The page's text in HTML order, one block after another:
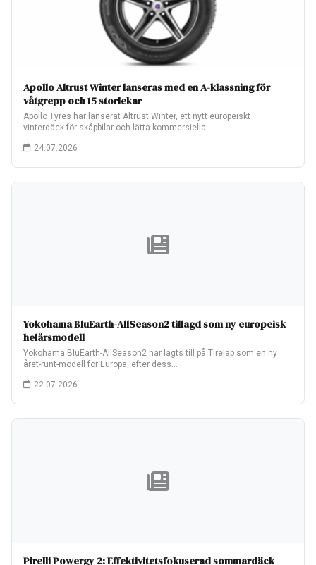
Apollo Altrust Winter lanseras med en A-klassning för
våtgrepp och 15 storlekar
Apollo Tyres har lanserat Altrust Winter, ett nytt europeiskt
vinterdäck för skåpbilar och lätta kommersiella…
24.07.2026
Yokohama BluEarth-AllSeason2 tillagd som ny europeisk
helårsmodell
Yokohama BluEarth-AllSeason2 har lagts till på Tirelab som en ny
året-runt-modell för Europa, efter dess…
22.07.2026
Pirelli Powergy 2: Effektivitetsfokuserad sommardäck